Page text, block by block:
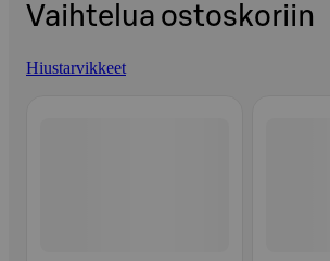
Vaihtelua ostoskoriin
Hiustarvikkeet